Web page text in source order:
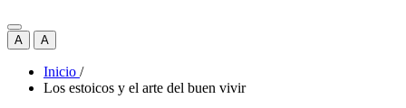
A A
Inicio /
Los estoicos y el arte del buen vivir